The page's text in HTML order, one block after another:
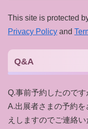
This site is protected
Privacy Policy and
Q&A
Q.事前予約したのです
A.出展者さまの予約
えしますのでご連絡